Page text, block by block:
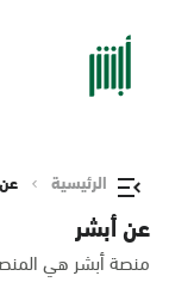
الرئيسية
عن أبشر
منصة أبشر هي